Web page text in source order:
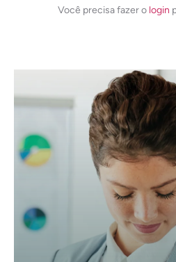
Você precisa fazer o login